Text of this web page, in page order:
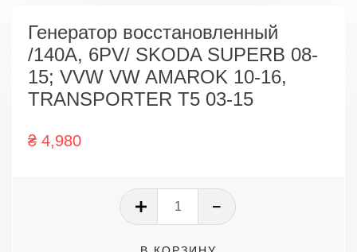
Генератор восстановленный
/140A, 6PV/ SKODA SUPERB 08-
15; VVW VW AMAROK 10-16,
TRANSPORTER T5 03-15
₴ 4,980
Количество
товара